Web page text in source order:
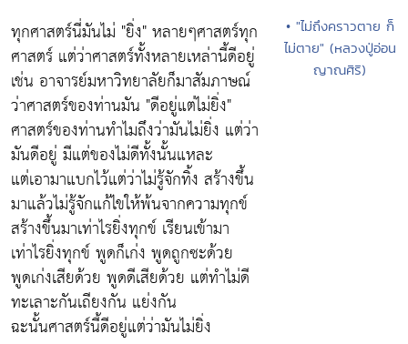
ทุกศาสตร์นี่มันไม่ "ยิ่ง" หลายๆศาสตร์ทุก
ศาสตร์ แต่ว่าศาสตร์ทั้งหลายเหล่านี้ดีอยู่
เช่น อาจารย์มหาวิทยาลัยก็มาสัมภาษณ์
ว่าศาสตร์ของท่านมัน "ดีอยู่แต่ไม่ยิ่ง"
ศาสตร์ของท่านทำไมถึงว่ามันไม่ยิ่ง แต่ว่า
มันดีอยู่ มีแต่ของไม่ดีทั้งนั้นแหละ
แต่เอามาแบกไว้แต่ว่าไม่รู้จักทิ้ง สร้างขึ้น
มาแล้วไม่รู้จักแก้ไขให้พ้นจากความทุกข์
สร้างขึ้นมาเท่าไรยิ่งทุกข์ เรียนเข้ามา
เท่าไรยิ่งทุกข์ พูดก็เก่ง พูดถูกซะด้วย
พูดเก่งเสียด้วย พูดดีเสียด้วย แต่ทำไม่ดี
ทะเลาะกันเถียงกัน แย่งกัน
ฉะนั้นศาสตร์นี้ดีอยู่แต่ว่ามันไม่ยิ่ง
• "ไม่ถึงคราวตาย ก็
ไม่ตาย" (หลวงปู่อ่อน
ญาณศิริ)